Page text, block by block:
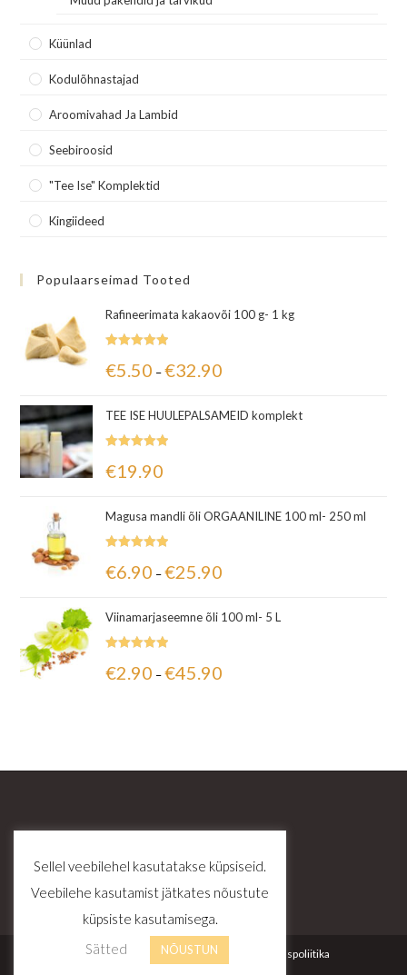
Küünlad
Kodulõhnastajad
Aroomivahad Ja Lambid
Seebiroosid
"Tee Ise" Komplektid
Kingiideed
Populaarseimad Tooted
Rafineerimata kakaovõi 100 g- 1 kg
5.00 / 5
€5.50 – €32.90
TEE ISE HUULEPALSAMEID komplekt
5.00 / 5
€19.90
Magusa mandli õli ORGAANILINE 100 ml- 250 ml
5.00/ 5
€6.90 – €25.90
Viinamarjaseemne õli 100 ml- 5 L
5.00 / 5
€2.90 – €45.90
Kontakt Tellimustingimused Privaatsuspoliitika
Sellel veebilehel kasutatakse küpsiseid.
Veebilehe kasutamist jätkates nõustute
küpsiste kasutamisega.
Sätted
NÕUSTUN